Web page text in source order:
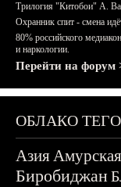
Трилогия "Китобои" А.
Охранник спит - смена
80% российского
и наркологии.
Перейти на форум
ОБЛАКО
Азия
Биробиджан